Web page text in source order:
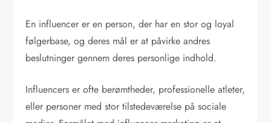
En influencer er en person, der har en stor og loyal
følgerbase, og deres mål er at påvirke andres
beslutninger gennem deres personlige indhold.
Influencers er ofte berømtheder, professionelle atleter,
eller personer med stor tilstedeværelse på sociale